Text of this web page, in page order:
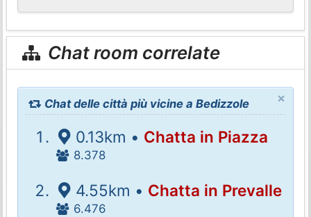
Chat room correlate
×
Chat delle città più vicine a Bedizzole
0.13km • Chatta in Piazza
8.378
4.55km • Chatta in Prevalle
6.476